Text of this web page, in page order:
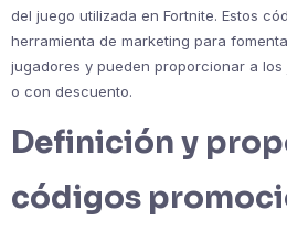
del juego utilizada en Fortnite. Estos
herramienta de marketing para
jugadores y pueden proporcionar a
o con descuento.
Definición y
códigos